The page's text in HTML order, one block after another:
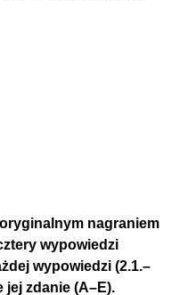
nagraniem
wypowiedzi
wypowiedzi (2.1.–
jej zdanie (A–E).